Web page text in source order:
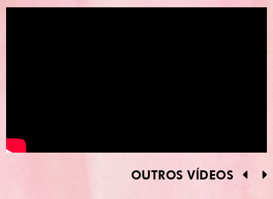
OUTROS VÍDEOS